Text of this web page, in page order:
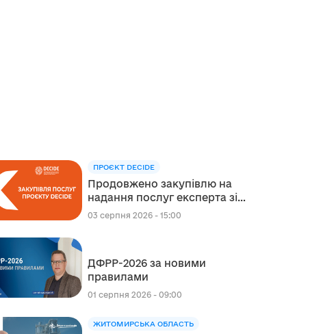
ПРОЄКТ DECIDE
Продовжено закупівлю на
надання послуг експерта зі
стратегічного планування
українського Проєкту DECIDE
03 серпня 2026 - 15:00
ДФРР-2026 за новими
правилами
01 серпня 2026 - 09:00
ЖИТОМИРСЬКА ОБЛАСТЬ